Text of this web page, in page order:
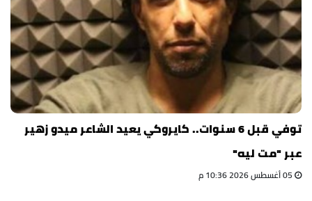
توفي قبل 6 سنوات.. كايروكي يعيد الشاعر ميدو زهير
عبر "مت ليه"